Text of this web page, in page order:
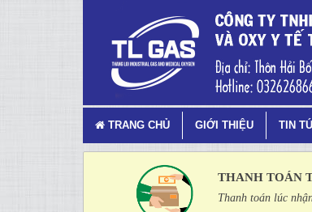
Tag 8 - 83: khí công
TRANG CHỦ GIỚI THIỆU TIN
THANH TOÁN
Thanh toán lúc